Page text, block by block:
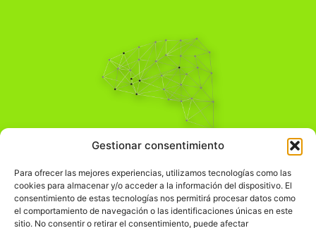
Gestionar consentimiento
Para ofrecer las mejores experiencias, utilizamos tecnologías como las
cookies para almacenar y/o acceder a la información del dispositivo. El
consentimiento de estas tecnologías nos permitirá procesar datos como
el comportamiento de navegación o las identificaciones únicas en este
sitio. No consentir o retirar el consentimiento, puede afectar
Pensamiento Crítico
Comprender el mundo para transformarlo.
Información Legal